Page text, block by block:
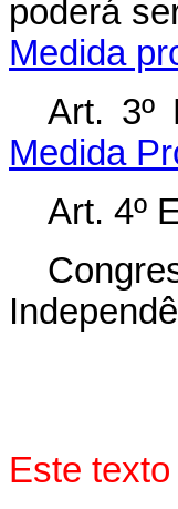
poderá
Medida
Art. 3º
Medida
Art. 4º
Este